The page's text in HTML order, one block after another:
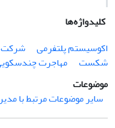
کلیدواژه‌ها
اکوسیستم پلتفرمی
شکست
مهاجرت
موضوعات
سایر موضوعات مرتبط با